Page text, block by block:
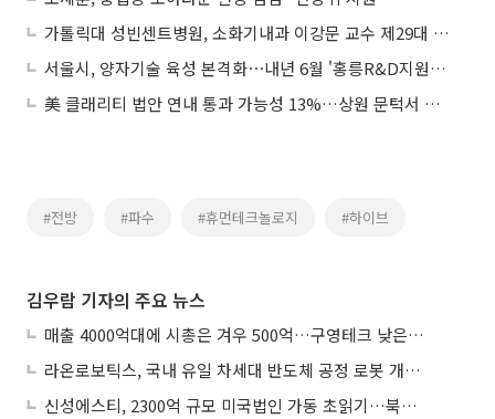
가톨릭대 성빈센트병원, 소화기내과 이강문 교수 제29대 의무원장 임명
서울시, 양자기술 육성 본격화⋯내년 6월 '홍릉R&D지원센터' 개관
美 클래리티 법안 연내 통과 가능성 13%…상원 문턱서 제동
#전방 #파수 #휴먼테크놀로지 #하이브
김우람 기자의 주요 뉴스
매출 4000억대에 시총은 겨우 500억…구영테크 낮은 몸값에 저가 승계 마무리
라온로보틱스, 국내 유일 차세대 반도체 공정 로봇 개발 ‘고객사 테스트 진행’
신성에스티, 2300억 규모 미국법인 가동 초읽기…북미 ESS 공략 본격화